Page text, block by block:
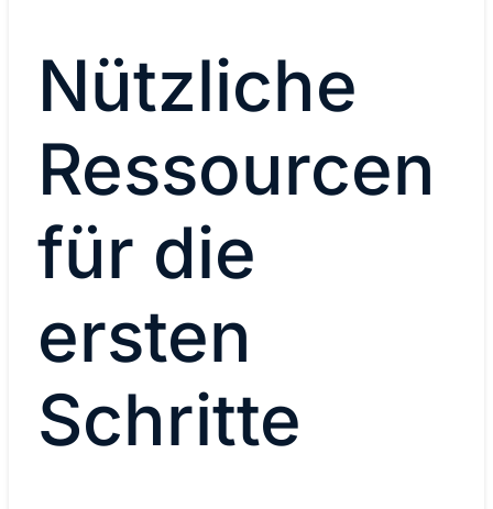
Nützliche
Ressourcen
für die
ersten
Schritte